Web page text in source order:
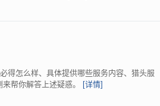
得怎么样、具体提供哪些服务内容、猎头服
帮你解答上述疑惑。 [详情]